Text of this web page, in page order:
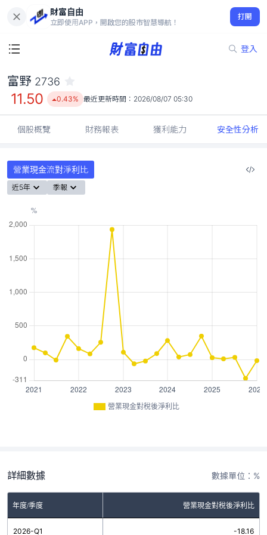
財富自由
立即使用APP，開啟您的股市智慧導航！
打開
登入
11.50
0.43%
富野 2736
11.50 0.43% 最近更新時間： 2026/08/07 05:30
個股概覽 財務報表 獲利能力 安全性分析
營業現金流對淨利比
近5年 季報
營業現金對稅後淨利比
詳細數據 數據單位：%
年度/季度 營業現金對稅後淨利比
2026-Q1 -18.16